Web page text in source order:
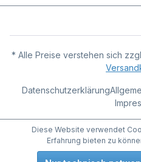
* Alle Preise verstehen sich
Datenschutzerklärung
Diese Website verwendet
Erfahrung bieten zu